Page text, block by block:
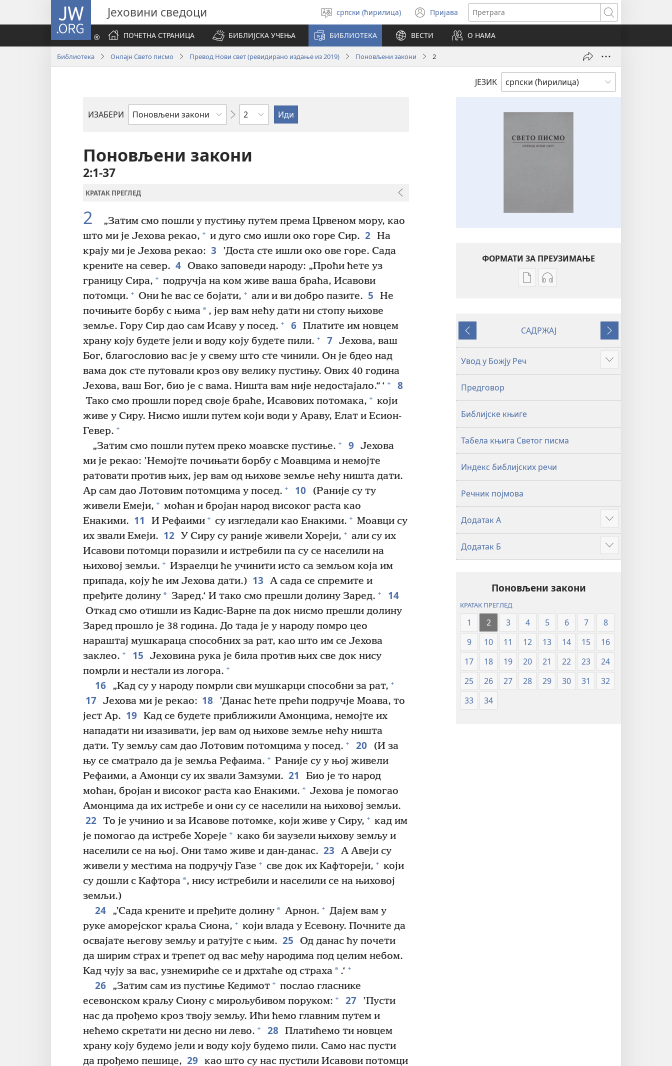
JW.ORG Јеховини сведоци
Изабери
језик
српски (ћирилица) Пријава
(отвара
нови
прозор)
Претрага
ПОЧЕТНА СТРАНИЦА
БИБЛИЈСКА УЧЕЊА БИБЛИОТЕКА ВЕСТИ О НАМА
Библиотека Онлајн Свето писмо Превод Нови свет (ревидирано издање из 2019) Поновљени закони 2
ЈЕЗИК
ИЗАБЕРИ
Библијска
Поглавље
Поновљени закони
2:1-37
КРАТАК ПРЕГЛЕД
2
„Затим смо пошли у пустињу путем према Црвеном мору, као
што ми је Јехова рекао, + и дуго смо ишли око горе Сир. 2 На
крају ми је Јехова рекао: 3
’Доста сте ишли око ове горе. Сада
крените на север. 4 Овако заповеди народу: „Проћи ћете уз
границу Сира, + подручја на ком живе ваша браћа, Исавови
потомци. + Они ће вас се бојати, + али и ви добро пазите. 5
Не
почињите борбу с њима* , јер вам нећу дати ни стопу њихове
земље. Гору Сир дао сам Исаву у посед. + 6 Платите им новцем
храну коју будете јели и воду коју будете пили. + 7 Јехова, ваш
Бог, благословио вас је у свему што сте чинили. Он је бдео над
вама док сте путовали кроз ову велику пустињу. Ових 40 година
Јехова, ваш Бог, био је с вама. Ништа вам није недостајало.“ ‘ + 8
Тако смо прошли поред своје браће, Исавових потомака, + који
живе у Сиру. Нисмо ишли путем који води у Араву, Елат и Есион-
Гевер. +
„Затим смо пошли путем преко моавске пустиње. + 9 Јехова
ми је рекао: ’Немојте почињати борбу с Моавцима и немојте
ратовати против њих, јер вам од њихове земље нећу ништа дати.
Ар сам дао Лотовим потомцима у посед. + 10
(Раније су ту
живели Емеји, + моћан и бројан народ високог раста као
Енакими. 11 И Рефаими + су изгледали као Енакими. + Моавци су
их звали Емеји. 12 У Сиру су раније живели Хореји, + али су их
Исавови потомци поразили и истребили па су се населили на
њиховој земљи. + Израелци ће учинити исто са земљом која им
припада, коју ће им Јехова дати.) 13
А сада се спремите и
пређите долину* Заред.‘ И тако смо прешли долину Заред. + 14
Откад смо отишли из Кадис-Варне па док нисмо прешли долину
Заред прошло је 38 година. До тада је у народу помро цео
нараштај мушкараца способних за рат, као што им се Јехова
заклео. + 15
Јеховина рука је била против њих све док нису
помрли и нестали из логора. +
16 „Кад су у народу помрли сви мушкарци способни за рат, +
17 Јехова ми је рекао: 18
’Данас ћете прећи подручје Моава, то
јест Ар. 19 Кад се будете приближили Амонцима, немојте их
нападати ни изазивати, јер вам од њихове земље нећу ништа
дати. Ту земљу сам дао Лотовим потомцима у посед. + 20
(И за
њу се сматрало да је земља Рефаима. + Раније су у њој живели
Рефаими, а Амонци су их звали Замзуми. 21
Био је то народ
моћан, бројан и високог раста као Енакими. + Јехова је помогао
Амонцима да их истребе и они су се населили на њиховој земљи.
22 То је учинио и за Исавове потомке, који живе у Сиру, + кад им
је помогао да истребе Хореје + како би заузели њихову земљу и
населили се на њој. Они тамо живе и дан-данас. 23
А Авеји су
живели у местима на подручју Газе + све док их Кафтореји, + који
су дошли с Кафтора*, нису истребили и населили се на њиховој
земљи.)
24 „’Сада крените и пређите долину* Арнон. + Дајем вам у
руке аморејског краља Сиона, + који влада у Есевону. Почните да
освајате његову земљу и ратујте с њим. 25
Од данас ћу почети
да ширим страх и трепет од вас међу народима под целим небом.
Кад чују за вас, узнемириће се и дрхтаће од страха* .‘ +
26 „Затим сам из пустиње Кедимот + послао гласнике
есевонском краљу Сиону с мирољубивом поруком: + 27
’Пусти
нас да прођемо кроз твоју земљу. Ићи ћемо главним путем и
нећемо скретати ни десно ни лево. + 28 Платићемо ти новцем
храну коју будемо јели и воду коју будемо пили. Само нас пусти
да прођемо пешице, 29 као што су нас пустили Исавови потомци
ФОРМАТИ ЗА ПРЕУЗИМАЊЕ
Формати
публикација
свет
издање
из
2019)
Формати
садржаја
свет
издање
из
2019)
Претходно
САДРЖАЈ
Следеће
Увод у Божју Реч Више
Предговор
Библијске књиге
Табела књига Светог писма
Индекс библијских речи
Речник појмова
Додатак А Више
Додатак Б Више
Поновљени закони
КРАТАК ПРЕГЛЕД
1 2 3 4 5 6 7
8
9
10 11 12 13 14 15
16
17
18 19 20 21 22 23
24
25
26 27 28 29 30 31
32
33
34